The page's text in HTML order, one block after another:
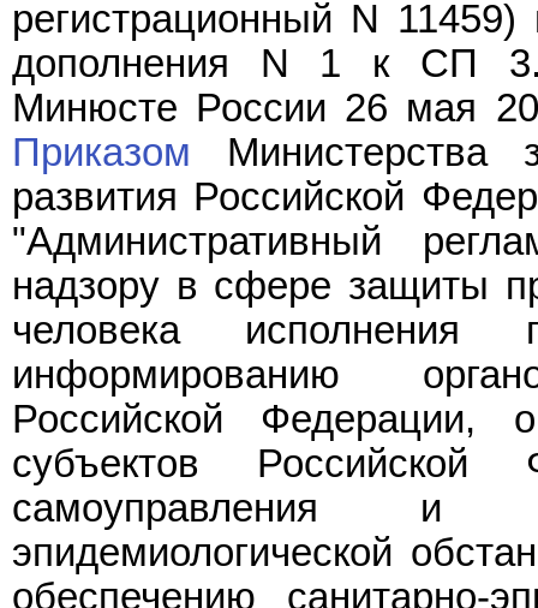
регистрационный N
дополнения N 1 к СП
Минюсте России 26 мая
Приказом Министерства
развития Российской
"Административный
надзору в сфере защиты
человека исполнения
информированию
Российской Федерации,
субъектов Российской
самоуправления и
эпидемиологической
обеспечению санитарно-